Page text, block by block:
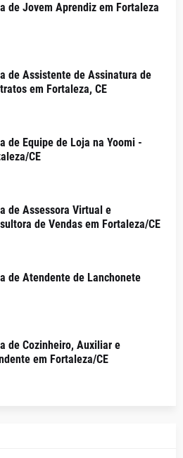
de Jovem Aprendiz em Fortaleza
de Assistente de Assinatura de
em Fortaleza, CE
de Equipe de Loja na Yoomi -
CE
de Assessora Virtual e
de Vendas em Fortaleza/CE
de Atendente de Lanchonete
de Cozinheiro, Auxiliar e
em Fortaleza/CE